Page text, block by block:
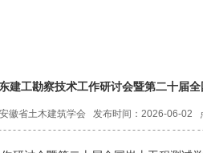
工勘察技术工作研讨会暨第二十届
徽省土木建筑学会 发布时间：2026-06-02